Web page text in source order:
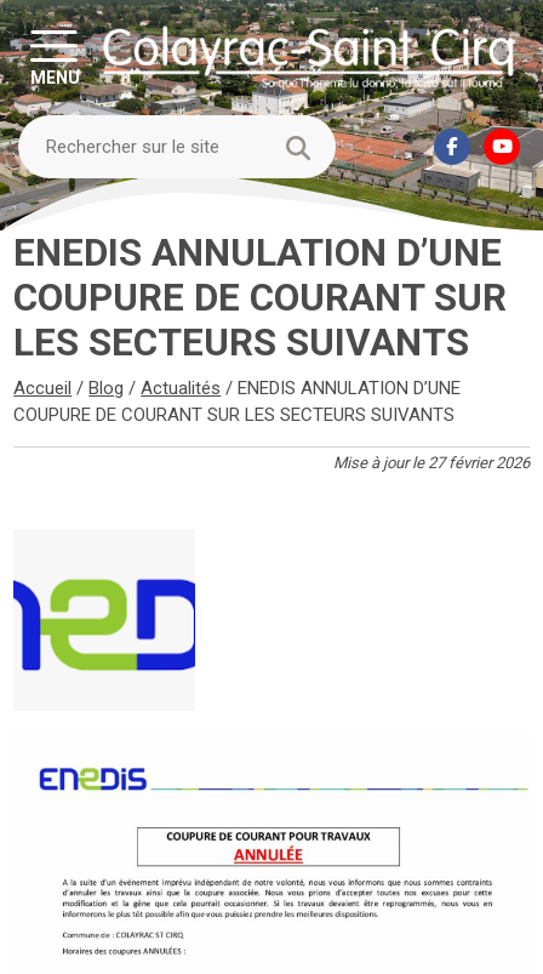
MENU
ENEDIS ANNULATION D’UNE
COUPURE DE COURANT SUR
LES SECTEURS SUIVANTS
Accueil /Blog /Actualités /ENEDIS ANNULATION D’UNE
COUPURE DE COURANT SUR LES SECTEURS SUIVANTS
Mise à jour le 27 février 2026